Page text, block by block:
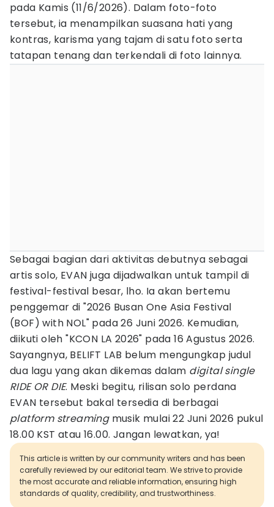
pada Kamis (11/6/2026). Dalam foto-foto
tersebut, ia menampilkan suasana hati yang
kontras, karisma yang tajam di satu foto serta
tatapan tenang dan terkendali di foto lainnya.
Sebagai bagian dari aktivitas debutnya sebagai
artis solo, EVAN juga dijadwalkan untuk tampil di
festival-festival besar, lho. Ia akan bertemu
penggemar di "2026 Busan One Asia Festival
(BOF) with NOL" pada 26 Juni 2026. Kemudian,
diikuti oleh "KCON LA 2026" pada 16 Agustus 2026.
Sayangnya, BELIFT LAB belum mengungkap judul
dua lagu yang akan dikemas dalam digital single
RIDE OR DIE. Meski begitu, rilisan solo perdana
EVAN tersebut bakal tersedia di berbagai
platform streaming musik mulai 22 Juni 2026 pukul
18.00 KST atau 16.00. Jangan lewatkan, ya!
This article is written by our community writers and has been
carefully reviewed by our editorial team. We strive to provide
the most accurate and reliable information, ensuring high
standards of quality, credibility, and trustworthiness.